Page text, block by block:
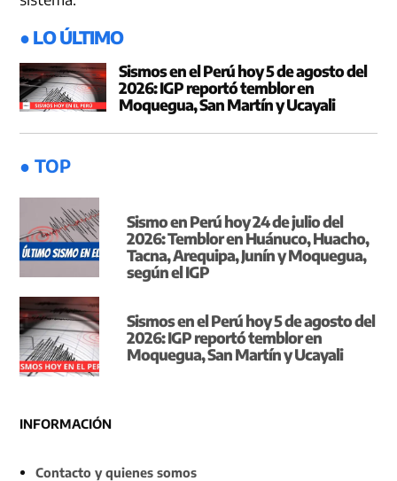
● LO ÚLTIMO
Sismos en el Perú hoy 5 de agosto del
2026: IGP reportó temblor en
Moquegua, San Martín y Ucayali
● TOP
Sismo en Perú hoy 24 de julio del
2026: Temblor en Huánuco, Huacho,
Tacna, Arequipa, Junín y Moquegua,
según el IGP
Sismos en el Perú hoy 5 de agosto del
2026: IGP reportó temblor en
Moquegua, San Martín y Ucayali
INFORMACIÓN
Contacto y quienes somos